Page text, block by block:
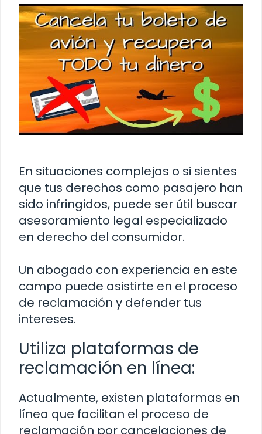
En situaciones complejas o si sientes
que tus derechos como pasajero han
sido infringidos, puede ser útil buscar
asesoramiento legal especializado
en derecho del consumidor.
Un abogado con experiencia en este
campo puede asistirte en el proceso
de reclamación y defender tus
intereses.
Utiliza plataformas de
reclamación en línea:
Actualmente, existen plataformas en
línea que facilitan el proceso de
reclamación por cancelaciones de